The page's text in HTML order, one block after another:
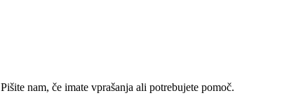
Pišite nam, če imate vprašanja ali potrebujete pomoč.